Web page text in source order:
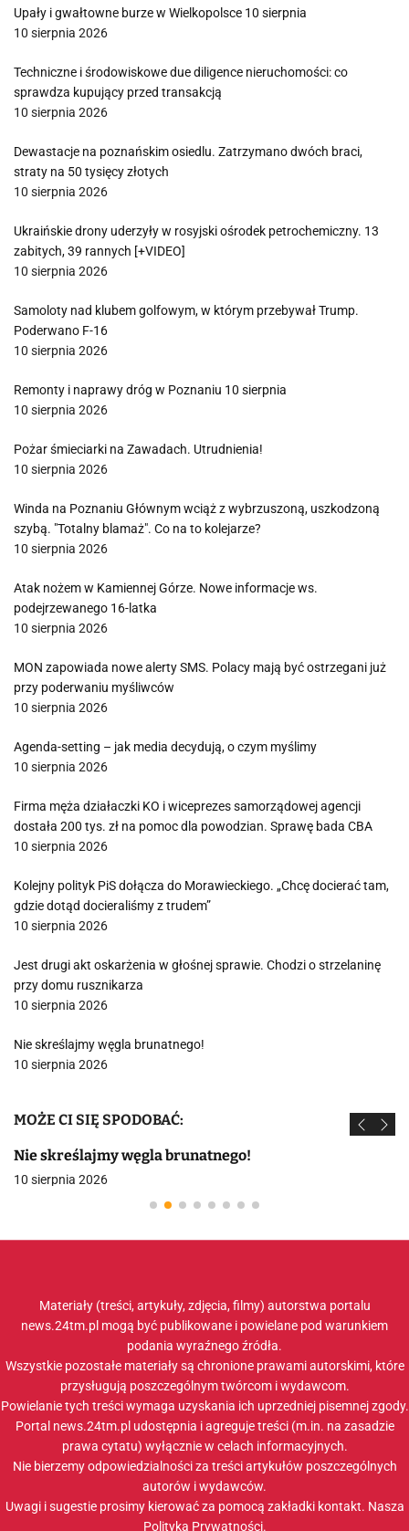
Upały i gwałtowne burze w Wielkopolsce 10 sierpnia
10 sierpnia 2026
Techniczne i środowiskowe due diligence nieruchomości: co
sprawdza kupujący przed transakcją
10 sierpnia 2026
Dewastacje na poznańskim osiedlu. Zatrzymano dwóch braci,
straty na 50 tysięcy złotych
10 sierpnia 2026
Ukraińskie drony uderzyły w rosyjski ośrodek petrochemiczny. 13
zabitych, 39 rannych [+VIDEO]
10 sierpnia 2026
Samoloty nad klubem golfowym, w którym przebywał Trump.
Poderwano F-16
10 sierpnia 2026
Remonty i naprawy dróg w Poznaniu 10 sierpnia
10 sierpnia 2026
Pożar śmieciarki na Zawadach. Utrudnienia!
10 sierpnia 2026
Winda na Poznaniu Głównym wciąż z wybrzuszoną, uszkodzoną
szybą. "Totalny blamaż". Co na to kolejarze?
10 sierpnia 2026
Atak nożem w Kamiennej Górze. Nowe informacje ws.
podejrzewanego 16-latka
10 sierpnia 2026
MON zapowiada nowe alerty SMS. Polacy mają być ostrzegani już
przy poderwaniu myśliwców
10 sierpnia 2026
Agenda-setting – jak media decydują, o czym myślimy
10 sierpnia 2026
Firma męża działaczki KO i wiceprezes samorządowej agencji
dostała 200 tys. zł na pomoc dla powodzian. Sprawę bada CBA
10 sierpnia 2026
Kolejny polityk PiS dołącza do Morawieckiego. „Chcę docierać tam,
gdzie dotąd docieraliśmy z trudem”
10 sierpnia 2026
Jest drugi akt oskarżenia w głośnej sprawie. Chodzi o strzelaninę
przy domu rusznikarza
10 sierpnia 2026
Nie skreślajmy węgla brunatnego!
10 sierpnia 2026
MOŻE CI SIĘ SPODOBAĆ:
Nie skreślajmy węgla brunatnego!
10 sierpnia 2026
Materiały (treści, artykuły, zdjęcia, filmy) autorstwa portalu
news.24tm.pl mogą być publikowane i powielane pod warunkiem
podania wyraźnego źródła.
Wszystkie pozostałe materiały są chronione prawami autorskimi, które
przysługują poszczególnym twórcom i wydawcom.
Powielanie tych treści wymaga uzyskania ich uprzedniej pisemnej zgody.
Portal news.24tm.pl udostępnia i agreguje treści (m.in. na zasadzie
prawa cytatu) wyłącznie w celach informacyjnych.
Nie bierzemy odpowiedzialności za treści artykułów poszczególnych
autorów i wydawców.
Uwagi i sugestie prosimy kierować za pomocą zakładki kontakt. Nasza
Polityka Prywatności.